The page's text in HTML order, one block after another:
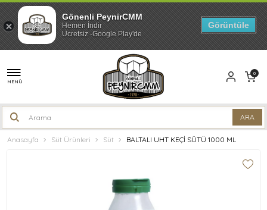
MENÜ
0
Anasayfa Süt Ürünleri Süt BALTALI UHT KEÇİ SÜTÜ 1000 ML
Gönenli PeynirCMM
Hemen İndir
Ücretsiz -Google Play'de
Görüntüle